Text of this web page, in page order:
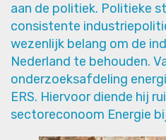
aan de politiek. Politieke
consistente
wezenlijk belang om de
Nederland te behouden.
onderzoeksafdeling
ERS. Hiervoor diende hij
sectoreconoom Energie